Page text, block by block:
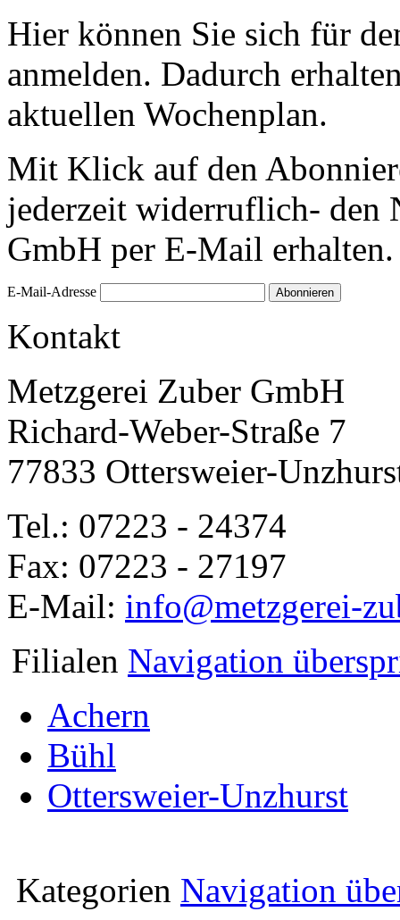
Hier können Sie sich für
anmelden. Dadurch
aktuellen Wochenplan.
Mit Klick auf den
jederzeit widerruflich- den
GmbH per E-Mail erhalten.
E-Mail-Adresse
Kontakt
Metzgerei Zuber GmbH
Richard-Weber-Straße 7
77833 Ottersweier-
Tel.: 07223 - 24374
Fax: 07223 - 27197
E-Mail: info@metzgerei-
Filialen Navigation
Achern
Bühl
Ottersweier-Unzhurst
Kategorien Navigation